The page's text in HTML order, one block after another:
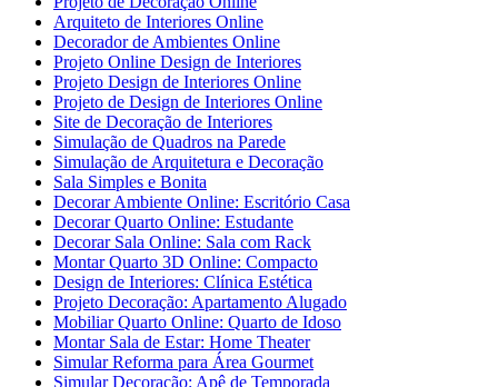
Arquiteto de Interiores Online
Decorador de Ambientes Online
Projeto Online Design de Interiores
Projeto Design de Interiores Online
Projeto de Design de Interiores Online
Site de Decoração de Interiores
Simulação de Quadros na Parede
Simulação de Arquitetura e Decoração
Sala Simples e Bonita
Decorar Ambiente Online: Escritório Casa
Decorar Quarto Online: Estudante
Decorar Sala Online: Sala com Rack
Montar Quarto 3D Online: Compacto
Design de Interiores: Clínica Estética
Projeto Decoração: Apartamento Alugado
Mobiliar Quarto Online: Quarto de Idoso
Montar Sala de Estar: Home Theater
Simular Reforma para Área Gourmet
Simular Decoração: Apê de Temporada